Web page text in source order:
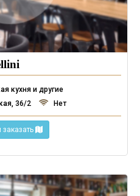
кухня и другие
36/2
Нет
заказать